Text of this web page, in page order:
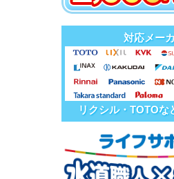
対応メー
リクシル・TOTOな